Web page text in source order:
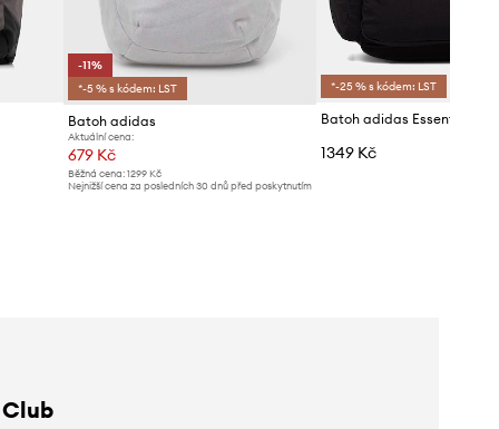
-11%
*-5 % s kódem: LST
Batoh adidas
Aktuální cena:
679 Kč
Běžná cena:1299 Kč
Nejnižší cena za posledních 30 dnů před poskytnutím
*-25 % s kódem: LST
Batoh adidas Essentials
1349 Kč